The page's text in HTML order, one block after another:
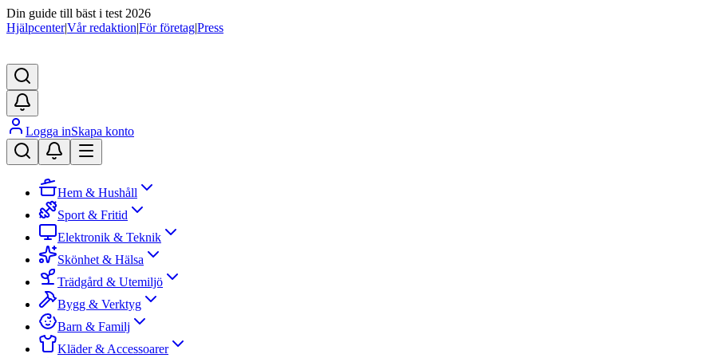
Din guide till bäst i test 2026
Hjälpcenter|Vår redaktion|För företag|Press
Logga inSkapa konto
Hem & Hushåll
Sport & Fritid
Elektronik & Teknik
Skönhet & Hälsa
Trädgård & Utemiljö
Bygg & Verktyg
Barn & Familj
Kläder & Accessoarer